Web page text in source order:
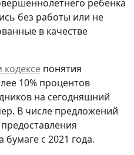
ребенка
без работы или не
в качестве
кодексе понятия
10% процентов
на сегодняшний
В числе предложений
с 2021 года.